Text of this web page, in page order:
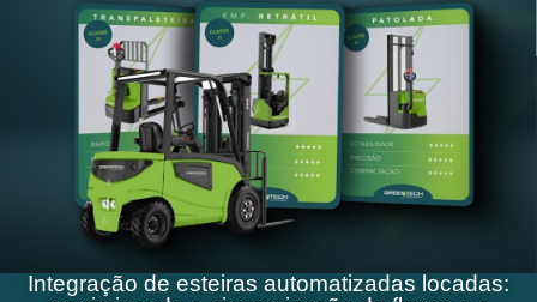
Integração de esteiras automatizadas locadas: